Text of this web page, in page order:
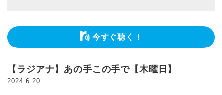
今すぐ聴く！
【ラジアナ】あの手この手で【木曜日】
2024.6.20